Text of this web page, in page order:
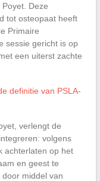
Deze
tot osteopaat heeft
Primaire
sessie gericht is op
een uiterst zachte
definitie van PSLA-
verlengt de
volgens
achterlaten op het
en geest te
middel van